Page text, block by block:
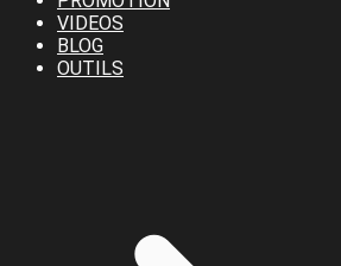
VIDEOS
BLOG
OUTILS